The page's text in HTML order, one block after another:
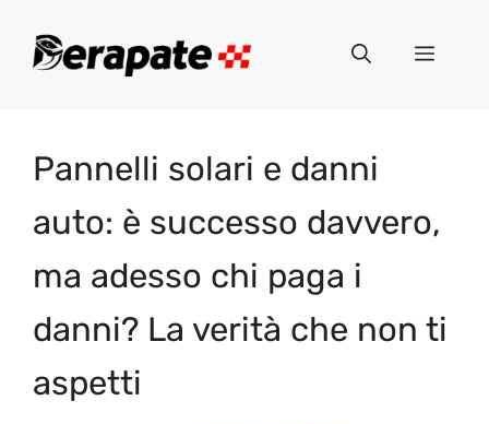
Menu
Pannelli solari e danni
auto: è successo davvero,
ma adesso chi paga i
danni? La verità che non ti
aspetti